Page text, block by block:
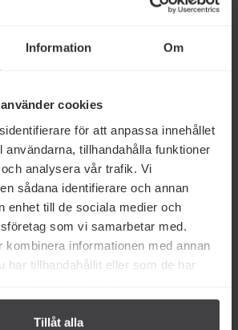
Information Om
cookies
för att anpassa innehållet
användarna, tillhandahålla funktioner
analysera vår trafik. Vi
sådana identifierare och annan
enhet till de sociala medier och
som vi samarbetar med.
kombinera informationen med annan
har tillhandahållit eller som de har
Tillåt alla
25%
94 kr
Castelbuono Crema Pistacchio
30% Pistagekräm 200g
Köp